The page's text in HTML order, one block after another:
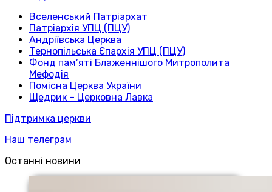
Вселенський Патріархат
Патріархія УПЦ (ПЦУ)
Андріївська Церква
Тернопільська Єпархія УПЦ (ПЦУ)
Фонд пам’яті Блаженнішого Митрополита
Мефодія
Помісна Церква України
Щедрик – Церковна Лавка
Підтримка церкви
Наш телеграм
Останні новини